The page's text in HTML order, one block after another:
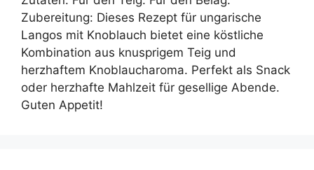
Zubereitung: Dieses Rezept für ungarische
Langos mit Knoblauch bietet eine köstliche
Kombination aus knusprigem Teig und
herzhaftem Knoblaucharoma. Perfekt als Snack
oder herzhafte Mahlzeit für gesellige Abende.
Guten Appetit!